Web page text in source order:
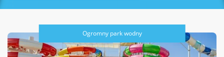
Ogromny park wodny